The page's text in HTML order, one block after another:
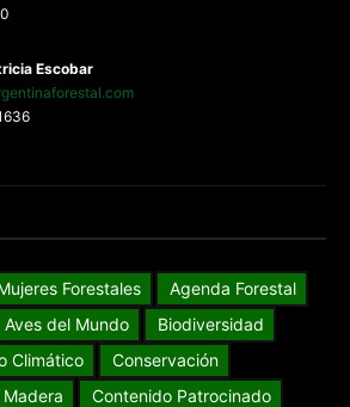
Escobar
Forestales
Agenda Forestal
Aves del Mundo
Biodiversidad
Climático
Conservación
Contenido Patrocinado